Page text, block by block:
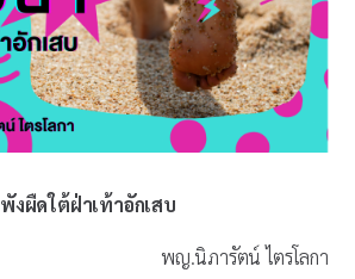
พังผืดใต้ฝ่าเท้าอักเสบ
พญ.นิภารัตน์ ไตรโลกา